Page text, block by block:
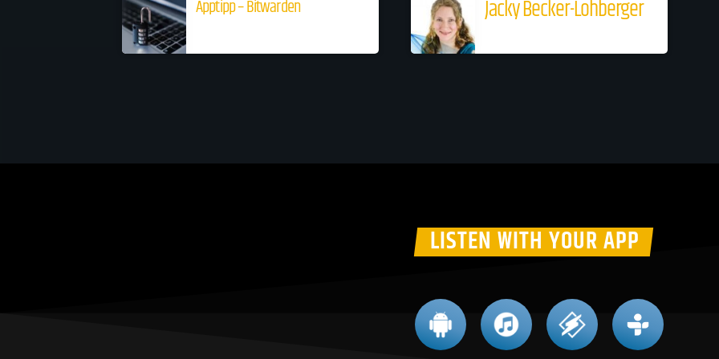
Apptipp – Bitwarden Jacky Becker-Lohberger
LISTEN WITH YOUR APP